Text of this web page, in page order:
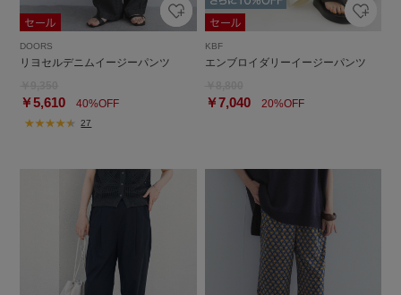
DOORS
リヨセルデニムイージーパンツ
￥5,610 40%OFF
27
KBF
エンブロイダリーイージーパンツ
￥7,04020%OFF